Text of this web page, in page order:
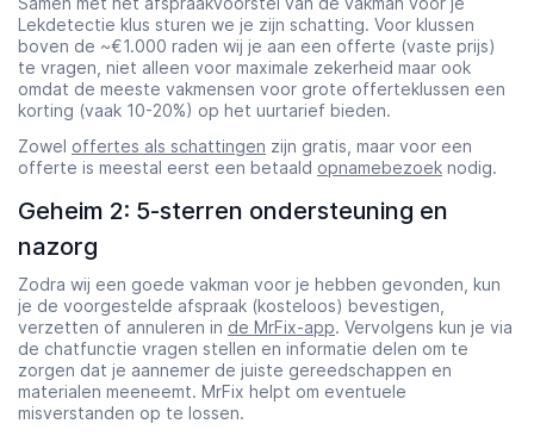
Lekdetectie klus sturen we je zijn schatting. Voor klussen
boven de ~€1.000 raden wij je aan een offerte (vaste prijs)
te vragen, niet alleen voor maximale zekerheid maar ook
omdat de meeste vakmensen voor grote offerteklussen een
korting (vaak 10-20%) op het uurtarief bieden.
Zowel offertes als schattingen zijn gratis, maar voor een
offerte is meestal eerst een betaald opnamebezoek nodig.
Geheim 2: 5-sterren ondersteuning en
nazorg
Zodra wij een goede vakman voor je hebben gevonden, kun
je de voorgestelde afspraak (kosteloos) bevestigen,
verzetten of annuleren in de MrFix-app. Vervolgens kun je via
de chatfunctie vragen stellen en informatie delen om te
zorgen dat je aannemer de juiste gereedschappen en
materialen meeneemt. MrFix helpt om eventuele
misverstanden op te lossen.